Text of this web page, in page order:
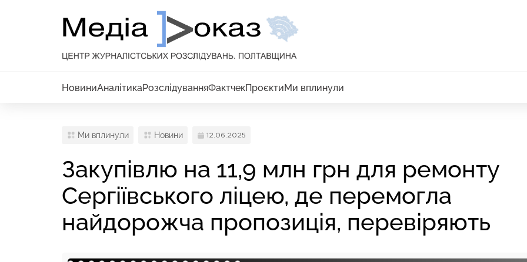
НовиниАналітикаРозслідуванняФактчекПроєктиМи вплинули
Ми вплинули Новини 12.06.2025
Закупівлю на 11,9 млн грн для ремонту
Сергіївського ліцею, де перемогла
найдорожча пропозиція, перевіряють